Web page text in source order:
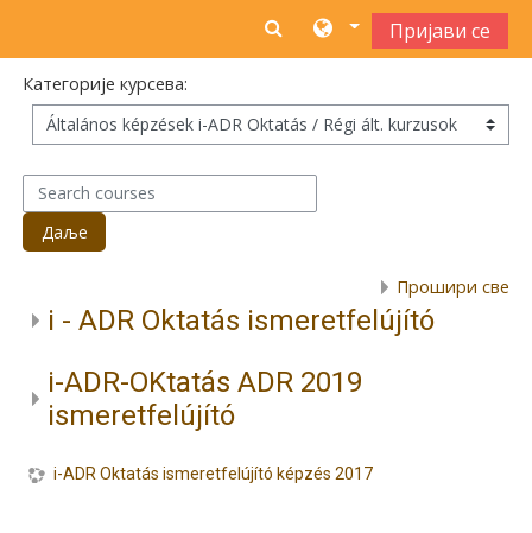
Пријави се
Категорије курсева:
Search courses
Даље
Прошири све
i - ADR Oktatás ismeretfelújító
i-ADR-OKtatás ADR 2019
ismeretfelújító
i-ADR Oktatás ismeretfelújító képzés 2017